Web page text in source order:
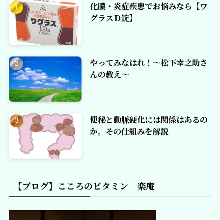
化膿・炎症疾患でお悩みなら【ワ
グラスＤ錠】
やってみなはれ！～松下幸之助さ
んの教え～
便秘と動脈硬化には関係はあるの
か。その仕組みを解説
【ブログ】こころのビタミン 楽庵